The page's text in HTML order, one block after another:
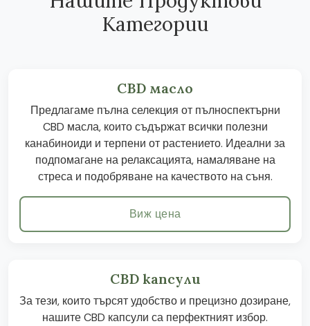
Категории
CBD масло
Предлагаме пълна селекция от пълноспектърни
CBD масла, които съдържат всички полезни
канабиноиди и терпени от растението. Идеални за
подпомагане на релаксацията, намаляване на
стреса и подобряване на качеството на съня.
Виж цена
CBD капсули
За тези, които търсят удобство и прецизно дозиране,
нашите CBD капсули са перфектният избор.